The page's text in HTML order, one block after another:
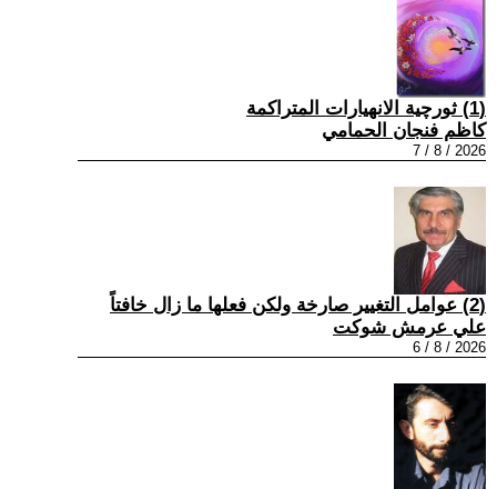
(1) ثورچية الانهيارات المتراكمة
كاظم فنجان الحمامي
2026 / 8 / 7
(2) عوامل التغيير صارخة ولكن فعلها ما زال خافتاً
علي عرمش شوكت
2026 / 8 / 6